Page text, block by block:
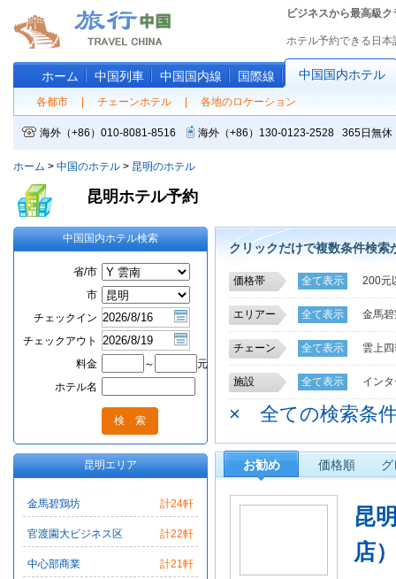
ビジネスから最高級
ホテル予約できる日
ホーム 中国列車 中国国内線 国際線 中国国内ホテル
各都市 チェーンホテル 各地のロケーション
海外（+86）010-8081-8516 海外（+86）130-0123-2528 365日無休
ホーム > 中国のホテル > 昆明のホテル
昆明ホテル予約
クリックだけで複数条件検索
価格帯 全て表示 200元
エリアー 全て表示
金馬
高新技術開発区
雲南省軍区の隣
新世紀百貨
盤
五華体育館
雲
北京路ビジネス区
昆明博大医院
宝海公園
昆明
雲南省旅行高快汽
家
官渡園大ビジネス区
チェーン 全て表示
雲上
錦江
錦江之星
京王チェーンホテル
施設 全て表示 イン
× 全ての検索条
お勧め 価格順
昆
店
中国国内ホテル検索
省/市
市
チェックイン
チェックアウト
料金
～
元
ホテル名
昆明エリア
計24軒
金馬碧鶏坊
計22軒
官渡園大ビジネス区
計21軒
中心部商業